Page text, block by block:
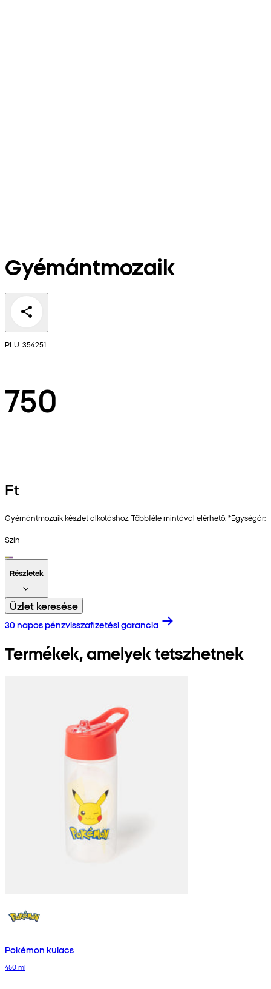
Gyémántmozaik
PLU: 354251
750
Ft
Gyémántmozaik készlet alkotáshoz. Többféle mintával elérhető. *Egységár:
Szín
Részletek
Üzlet keresése
30 napos pénzvisszafizetési garancia
Termékek, amelyek tetszhetnek
Pokémon kulacs
450 ml